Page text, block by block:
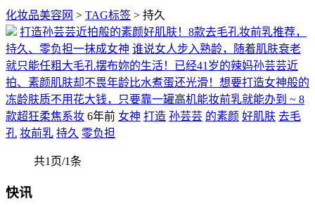
化妆品美容网 > TAG标签 > 持久
打造孙芸芸近拍般的素颜好肌肤！8款去毛孔妆前乳推荐，
持久、零负担一抹成女神 谁说女人步入熟龄，随着肌肤衰老
就只能任粗大毛孔摆布妳的生活！已经41岁的辣妈孙芸芸近
拍、素颜肌肤却不畏年龄比水煮蛋还光滑！想要打造女神般的
冻龄肤质不用花大钱，只要靠一罐高机能妆前乳就能办到 ~ 8
款超狂柔焦系妆 6年前 女神 打造 孙芸芸 的素颜 好肌肤 去毛
孔 妆前乳 持久 零负担
共1页/1条
快讯